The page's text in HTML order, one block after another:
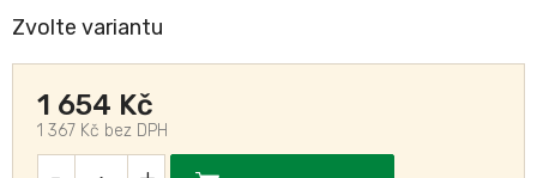
Zvolte variantu
1 654 Kč
1 367 Kč bez DPH